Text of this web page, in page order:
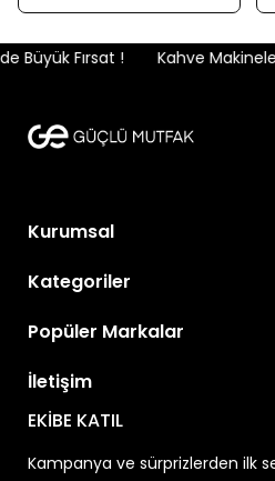
Büyük Fırsat ! Kahve
Kurumsal
Kategoriler
Popüler Markalar
İletişim
EKİBE KATIL
Kampanya ve sürprizlerden ilk